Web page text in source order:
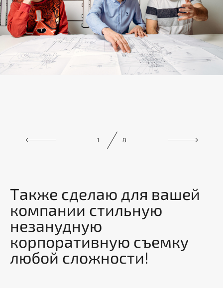
Также сделаю для вашей
компании стильную
незанудную
корпоративную съемку
любой сложности!
1 8